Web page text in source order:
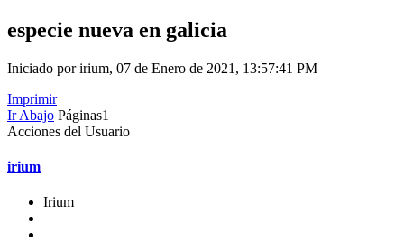
especie nueva en galicia
Iniciado por irium, 07 de Enero de 2021, 13:57:41 PM
Imprimir
Ir Abajo Páginas1
Acciones del Usuario
irium
Irium